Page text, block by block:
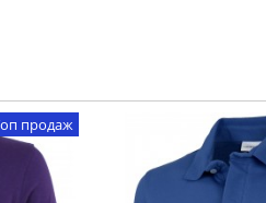
продаж